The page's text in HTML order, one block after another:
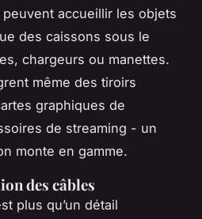
accueillir les objets
des caissons sous le
chargeurs ou manettes.
même des tiroirs
graphiques de
de streaming - un
monte en gamme.
des câbles
plus qu’un détail